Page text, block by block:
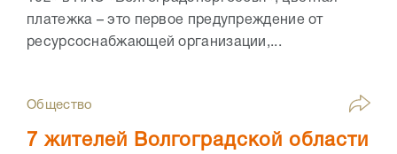
платежка – это первое предупреждение от
ресурсоснабжающей организации,...
Общество
7 жителей Волгоградской области